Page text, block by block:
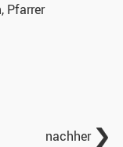
Pfarrer
nachher